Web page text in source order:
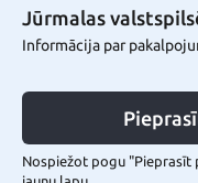
Jūrmalas
Informācija par
Nospiežot pogu "Pieprasīt